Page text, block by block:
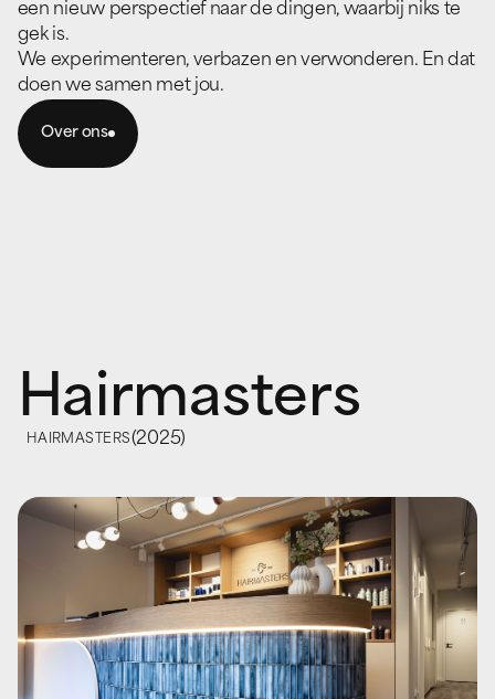
een nieuw perspectief naar de dingen, waarbij niks te
gek is.
We experimenteren, verbazen en verwonderen. En dat
doen we samen met jou.
Over ons
Hairmasters
HAIRMASTERS(2025)